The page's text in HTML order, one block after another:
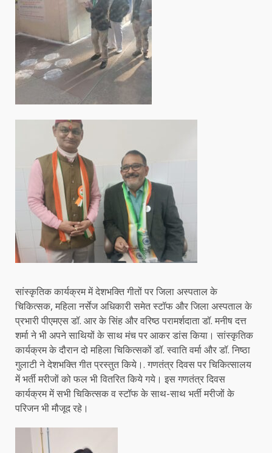
सांस्कृतिक कार्यक्रम में देशभक्ति गीतों पर जिला अस्पताल के
चिकित्सक, महिला नर्सेज अधिकारी समेत स्टॉफ और जिला अस्पताल के
प्रभारी पीएमएस डॉ. आर के सिंह और वरिष्ठ परामर्शदाता डॉ. मनीष दत्त
शर्मा ने भी अपने साथियों के साथ मंच पर आकर डांस किया। सांस्कृतिक
कार्यक्रम के दौरान दो महिला चिकित्सकों डॉ. स्वाति वर्मा और डॉ. निष्ठा
गुलाटी ने देशभक्ति गीत प्रस्तुत किये।. गणतंत्र दिवस पर चिकित्सालय
में भर्ती मरीजों को फल भी वितरित किये गये। इस गणतंत्र दिवस
कार्यक्रम में सभी चिकित्सक व स्टॉफ के साथ-साथ भर्ती मरीजों के
परिजन भी मौजूद रहे।